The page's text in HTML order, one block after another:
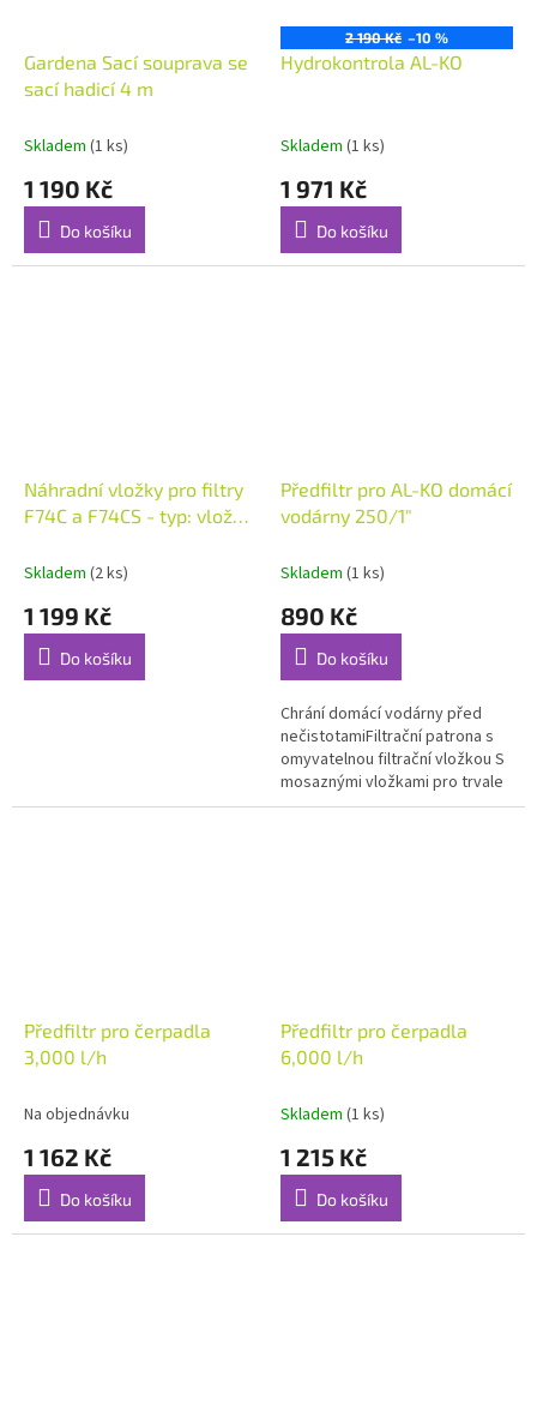
Gardena Sací souprava se
sací hadicí 4 m
Skladem (1 ks)
1 190 Kč
Do košíku
2 190 Kč –10 %
Hydrokontrola AL-KO
Skladem (1 ks)
1 971 Kč
Do košíku
Náhradní vložky pro filtry
F74C a F74CS - typ: vložka
Skladem (2 ks)
1 199 Kč
Do košíku
Předfiltr pro AL-KO domácí
vodárny 250/1"
Skladem (1 ks)
890 Kč
Do košíku
Chrání domácí vodárny před
nečistotamiFiltrační patrona s
omyvatelnou filtrační vložkou S
mosaznými vložkami pro trvale
těsné šroubení Průhledné
Předfiltr pro čerpadla
3,000 l/h
Na objednávku
1 162 Kč
Do košíku
Předfiltr pro čerpadla
6,000 l/h
Skladem (1 ks)
1 215 Kč
Do košíku